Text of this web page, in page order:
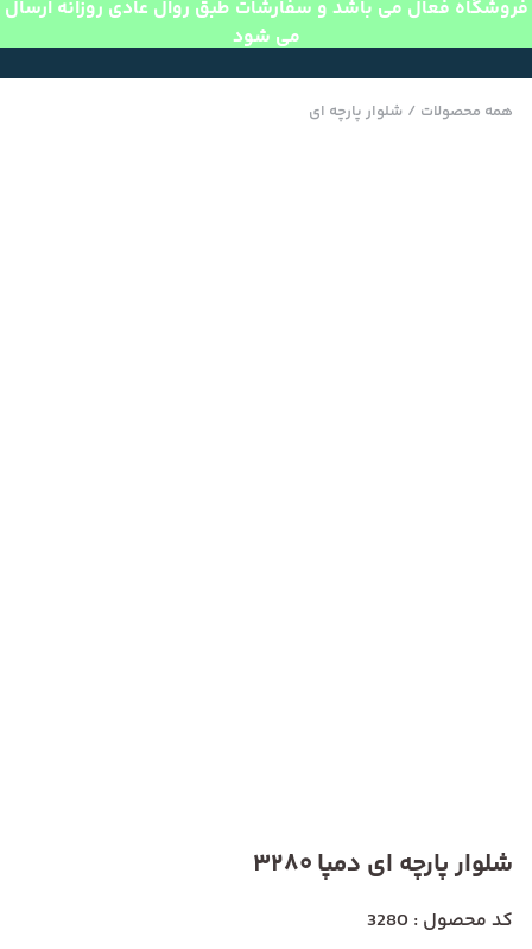
فروشگاه فعال می باشد و سفارشات طبق روال عادی روزانه ارسال
می شود
همه محصولات / شلوار پارچه ای
شلوار پارچه ای دمپا 3280
کد محصول : 3280